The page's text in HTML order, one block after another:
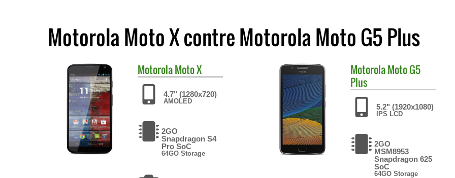
Motorola Moto X contre Motorola Moto G5 Plus
MotorolaMoto X
4.7" (1280x720)
AMOLED
2GO
Snapdragon S4
Pro SoC
64GO Storage
MotorolaMoto G5
Plus
5.2" (1920x1080)
IPS LCD
2GO
MSM8953
Snapdragon 625
SoC
64GO Storage